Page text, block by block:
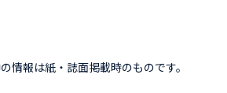
情報は紙・誌面掲載時のものです。